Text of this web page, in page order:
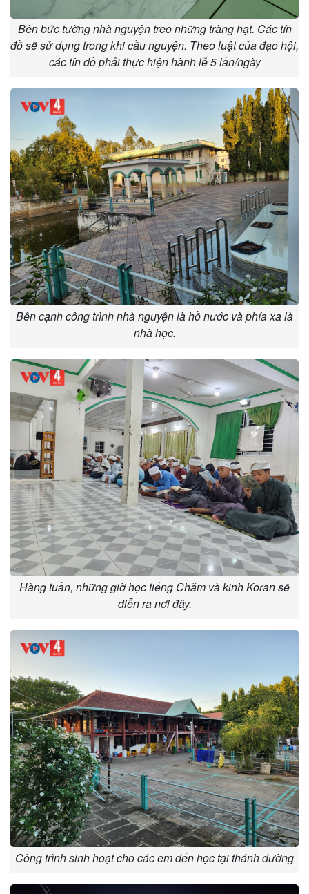
Bên bức tường nhà nguyện treo những tràng hạt. Các tín
đồ sẽ sử dụng trong khi cầu nguyện. Theo luật của đạo hội,
các tín đồ phải thực hiện hành lễ 5 lần/ngày
Bên cạnh công trình nhà nguyện là hồ nước và phía xa là
nhà học.
Hàng tuần, những giờ học tiếng Chăm và kinh Koran sẽ
diễn ra nơi đây.
Công trình sinh hoạt cho các em đến học tại thánh đường